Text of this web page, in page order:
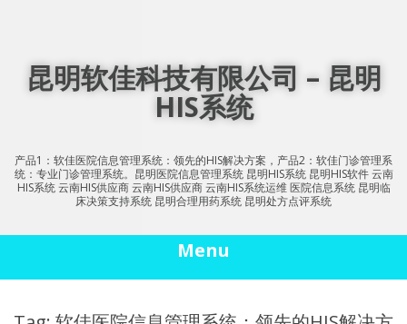
昆明软佳科技有限公司 – 昆明
HIS系统
产品1：软佳医院信息管理系统：领先的HIS解决方案，产品2：软佳门诊管理系
统：专业门诊管理系统。昆明医院信息管理系统 昆明HIS系统 昆明HIS软件 云南
HIS系统 云南HIS供应商 云南HIS供应商 云南HIS系统运维 医院信息系统 昆明临
床决策支持系统 昆明合理用药系统 昆明处方点评系统
Menu